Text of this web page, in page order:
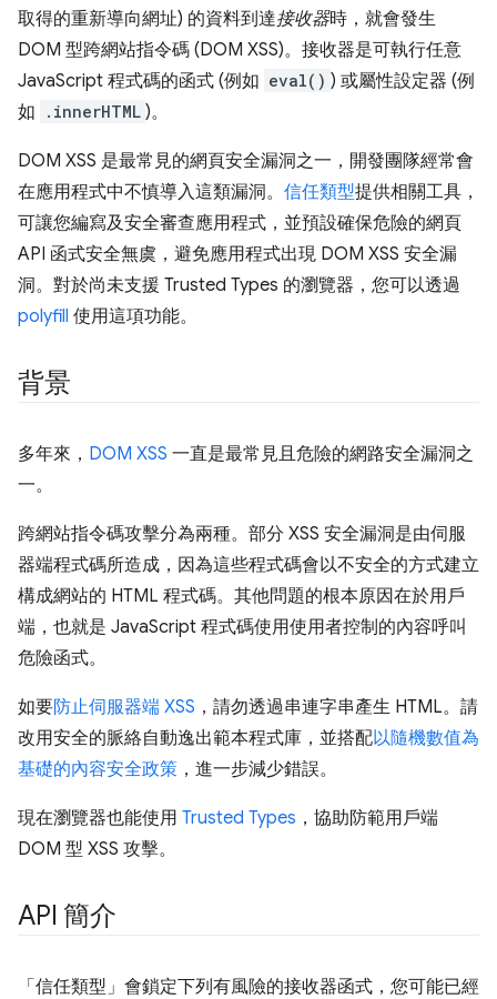
取得的重新導向網址) 的資料到達接收器時，就會發生
DOM 型跨網站指令碼 (DOM XSS)。接收器是可執行任意
JavaScript 程式碼的函式 (例如 eval() ) 或屬性設定器 (例
如
.innerHTML )。
DOM XSS 是最常見的網頁安全漏洞之一，開發團隊經常會
在應用程式中不慎導入這類漏洞。 信任類型提供相關工具，
可讓您編寫及安全審查應用程式，並預設確保危險的網頁
API 函式安全無虞，避免應用程式出現 DOM XSS 安全漏
洞。對於尚未支援 Trusted Types 的瀏覽器，您可以透過
polyfill 使用這項功能。
背景
多年來， DOM XSS 一直是最常見且危險的網路安全漏洞之
一。
跨網站指令碼攻擊分為兩種。部分 XSS 安全漏洞是由伺服
器端程式碼所造成，因為這些程式碼會以不安全的方式建立
構成網站的 HTML 程式碼。其他問題的根本原因在於用戶
端，也就是 JavaScript 程式碼使用使用者控制的內容呼叫
危險函式。
如要防止伺服器端 XSS ，請勿透過串連字串產生 HTML。請
改用安全的脈絡自動逸出範本程式庫，並搭配以隨機數值為
基礎的內容安全政策 ，進一步減少錯誤。
現在瀏覽器也能使用 Trusted Types ，協助防範用戶端
DOM 型 XSS 攻擊。
API 簡介
「信任類型」會鎖定下列有風險的接收器函式，您可能已經